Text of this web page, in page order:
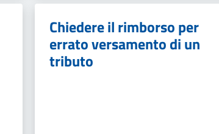
Chiedere il rimborso per
errato versamento di un
tributo